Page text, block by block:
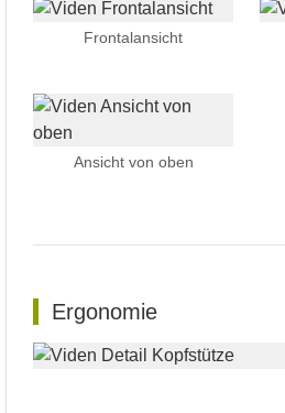
Frontalansicht
Ansicht von oben
Ergonomie